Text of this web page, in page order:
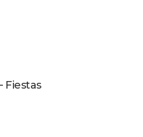
Fiestas